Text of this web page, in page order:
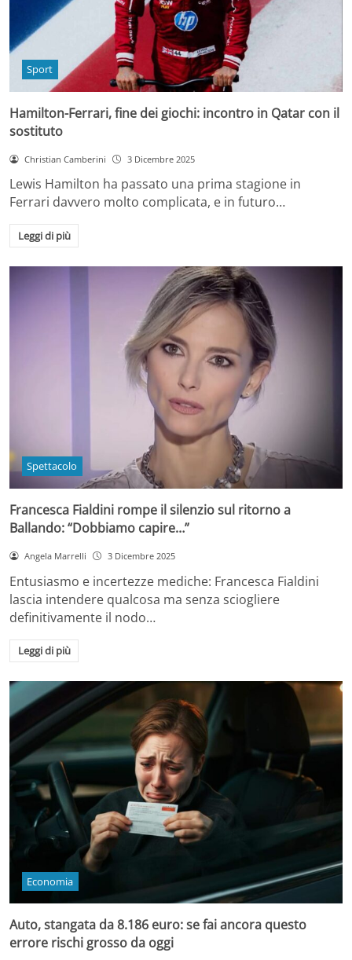
Sport
Hamilton-Ferrari, fine dei giochi: incontro in Qatar con il
sostituto
Christian Camberini 3 Dicembre 2025
Lewis Hamilton ha passato una prima stagione in
Ferrari davvero molto complicata, e in futuro…
Leggi di più
Spettacolo
Francesca Fialdini rompe il silenzio sul ritorno a
Ballando: “Dobbiamo capire…”
Angela Marrelli 3 Dicembre 2025
Entusiasmo e incertezze mediche: Francesca Fialdini
lascia intendere qualcosa ma senza sciogliere
definitivamente il nodo…
Leggi di più
Economia
Auto, stangata da 8.186 euro: se fai ancora questo
errore rischi grosso da oggi